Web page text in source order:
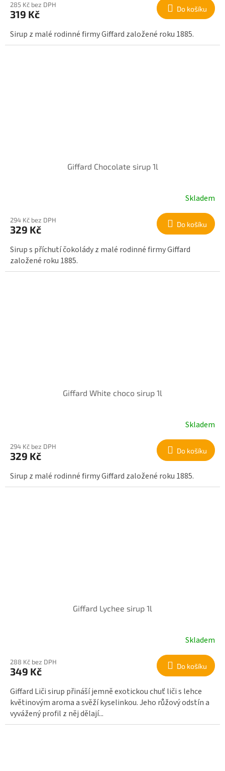
285 Kč bez DPH
319 Kč Do košíku
Sirup z malé rodinné firmy Giffard založené roku 1885.
Giffard Chocolate sirup 1l
Skladem
294 Kč bez DPH
329 Kč Do košíku
Sirup s příchutí čokolády z malé rodinné firmy Giffard
založené roku 1885.
Giffard White choco sirup 1l
Skladem
294 Kč bez DPH
329 Kč Do košíku
Sirup z malé rodinné firmy Giffard založené roku 1885.
Giffard Lychee sirup 1l
Skladem
288 Kč bez DPH
349 Kč Do košíku
Giffard Liči sirup přináší jemně exotickou chuť liči s lehce
květinovým aroma a svěží kyselinkou. Jeho růžový odstín a
vyvážený profil z něj dělají...